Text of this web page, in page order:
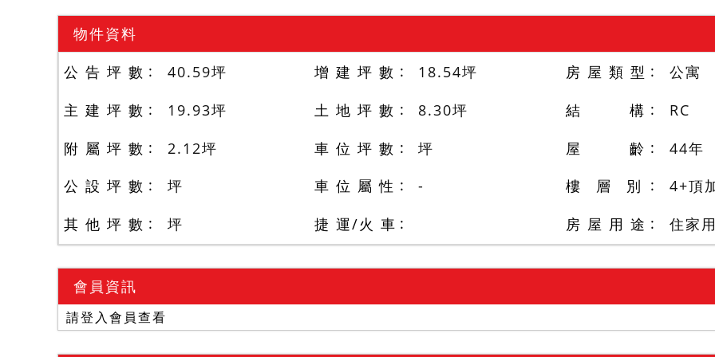
物件資料
公 告 坪 數
40.59坪
主 建 坪 數
19.93坪
附 屬 坪 數
2.12坪
公 設 坪 數
坪
其 他 坪 數
坪
增 建 坪 數 18.54坪
土 地 坪 數
8.30坪
車 位 坪 數
坪
車 位 屬 性
-
捷 運/火 車
房 屋 類 型
公寓
結 構
RC
屋 齡
44年
樓 層 別
4+頂
房 屋 用 途
住家用
會員資訊
請登入會員查看